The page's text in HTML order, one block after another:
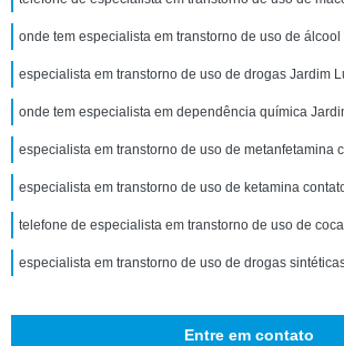
onde tem especialista em transtorno de uso de
especialista em transtorno de uso de drogas Jardim
onde tem especialista em dependência química
especialista em transtorno de uso de metanfetamina
especialista em transtorno de uso de ketamina
telefone de especialista em transtorno de uso de
especialista em transtorno de uso de drogas
Entre em contato